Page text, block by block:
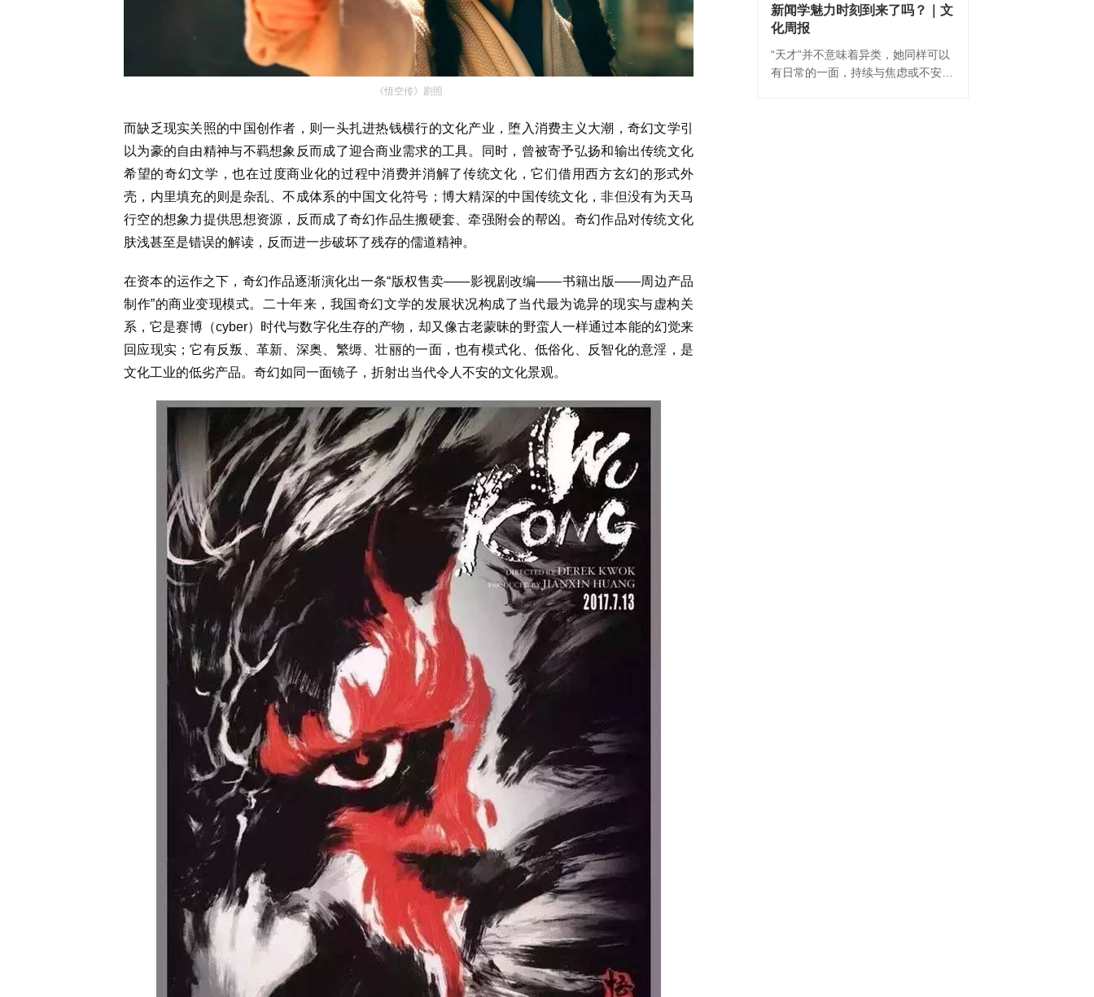
《悟空传》剧照
而缺乏现实关照的中国创作者，则一头扎进热钱横行的文化产业，堕入消费主义大潮，奇幻文学引
以为豪的自由精神与不羁想象反而成了迎合商业需求的工具。同时，曾被寄予弘扬和输出传统文化
希望的奇幻文学，也在过度商业化的过程中消费并消解了传统文化，它们借用西方玄幻的形式外
壳，内里填充的则是杂乱、不成体系的中国文化符号；博大精深的中国传统文化，非但没有为天马
行空的想象力提供思想资源，反而成了奇幻作品生搬硬套、牵强附会的帮凶。奇幻作品对传统文化
肤浅甚至是错误的解读，反而进一步破坏了残存的儒道精神。
在资本的运作之下，奇幻作品逐渐演化出一条“版权售卖——影视剧改编——书籍出版——周边产品
制作”的商业变现模式。二十年来，我国奇幻文学的发展状况构成了当代最为诡异的现实与虚构关
系，它是赛博（cyber）时代与数字化生存的产物，却又像古老蒙昧的野蛮人一样通过本能的幻觉来
回应现实；它有反叛、革新、深奥、繁缛、壮丽的一面，也有模式化、低俗化、反智化的意淫，是
文化工业的低劣产品。奇幻如同一面镜子，折射出当代令人不安的文化景观。
新闻学魅力时刻到来了吗？｜文
化周报
“天才”并不意味着异类，她同样可以
有日常的一面，持续与焦虑或不安对